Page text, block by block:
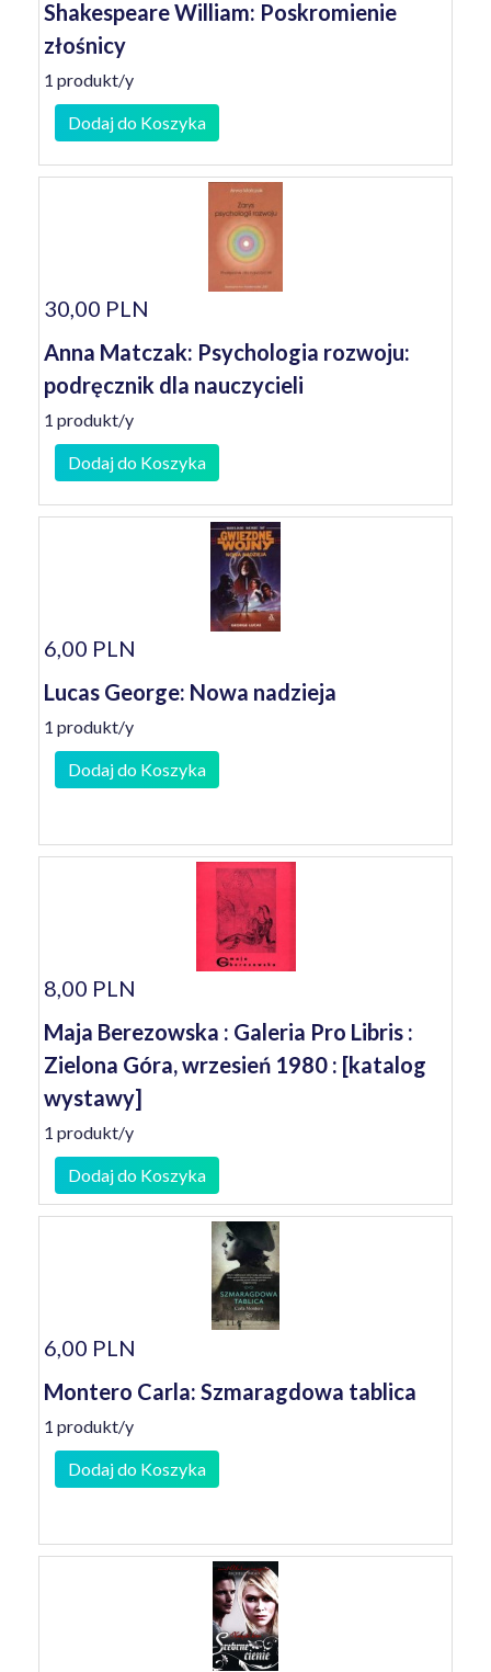
Shakespeare William: Poskromienie
złośnicy
1 produkt/y
Dodaj do Koszyka
30,00 PLN
Anna Matczak: Psychologia rozwoju:
podręcznik dla nauczycieli
1 produkt/y
Dodaj do Koszyka
6,00 PLN
Lucas George: Nowa nadzieja
1 produkt/y
Dodaj do Koszyka
8,00 PLN
Maja Berezowska : Galeria Pro Libris :
Zielona Góra, wrzesień 1980 : [katalog
wystawy]
1 produkt/y
Dodaj do Koszyka
6,00 PLN
Montero Carla: Szmaragdowa tablica
1 produkt/y
Dodaj do Koszyka